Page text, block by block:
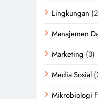
Lingkungan
Manajemen
Marketing (3)
Media Sosial
Mikrobiologi